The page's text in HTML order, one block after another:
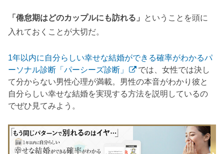
「倦怠期はどのカップルにも訪れる」 ということを頭に
入れておくことが大切だ。
1年以内に自分らしい幸せな結婚ができる確率がわかるパ
ーソナル診断「パーシーズ診断」
では、女性では決し
て分からない男性心理が満載。男性の本音がわかり彼と
自分らしい幸せな結婚を実現する方法を説明しているの
でぜひ見てみよう。